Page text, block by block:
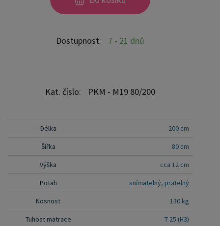
matraci doporučujeme otáčet alespoň jednou za
začátku používání intenzivní
Dostupnost: 7 - 21 dnů
Kat. číslo: PKM - M19 80/200
Délka 200 cm
Šířka 80 cm
Výška cca 12 cm
Potah snímatelný, pratelný
Nosnost 130 kg
Tuhost matrace T 25 (H3)